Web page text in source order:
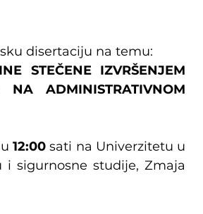
disertaciju na temu:
STEČENE IZVRŠENJEM
ADMINISTRATIVNOM
u 12:00 sati na Univerzitetu u
sigurnosne studije, Zmaja